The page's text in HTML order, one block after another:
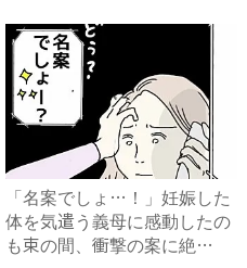
「名案でしょ…！」妊娠した
体を気遣う義母に感動したの
も束の間、衝撃の案に絶